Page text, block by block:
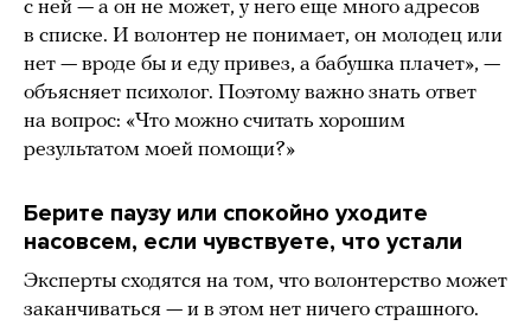
с ней — а он не может, у него еще много адресов
в списке. И волонтер не понимает, он молодец или
нет — вроде бы и еду привез, а бабушка плачет», —
объясняет психолог. Поэтому важно знать ответ
на вопрос: «Что можно считать хорошим
результатом моей помощи?»
Берите паузу или спокойно уходите
насовсем, если чувствуете, что устали
Эксперты сходятся на том, что волонтерство может
заканчиваться — и в этом нет ничего страшного.